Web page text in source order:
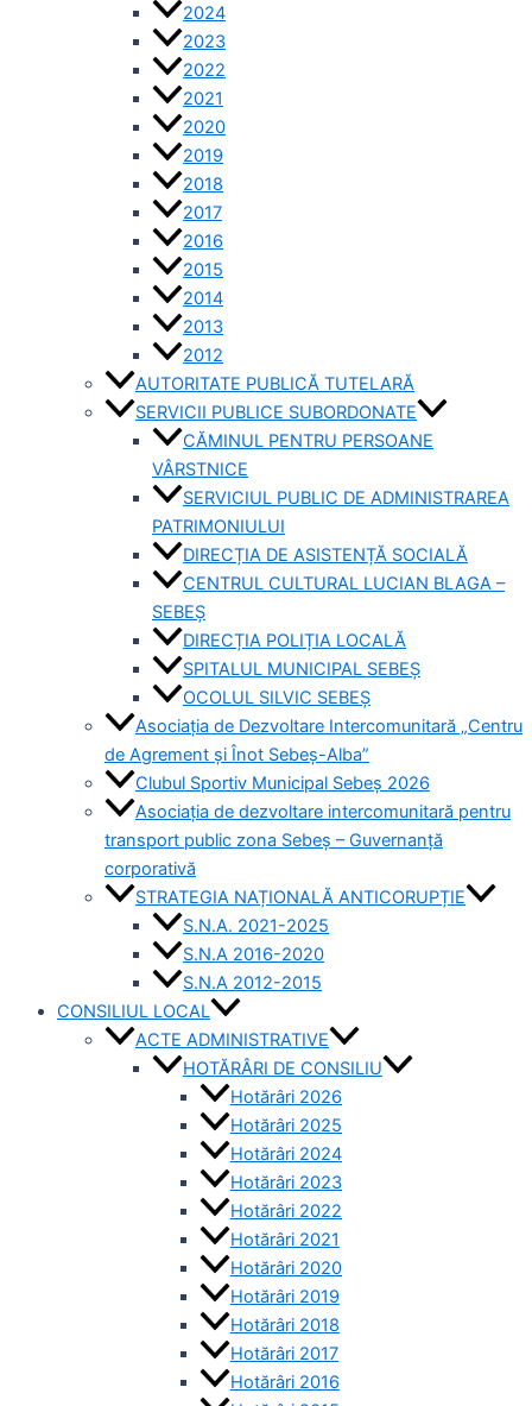
2024
2023
2022
2021
2020
2019
2018
2017
2016
2015
2014
2013
2012
AUTORITATE PUBLICĂ TUTELARĂ
SERVICII PUBLICE SUBORDONATE
CĂMINUL PENTRU PERSOANE
VÂRSTNICE
SERVICIUL PUBLIC DE ADMINISTRAREA
PATRIMONIULUI
DIRECȚIA DE ASISTENȚĂ SOCIALĂ
CENTRUL CULTURAL LUCIAN BLAGA –
SEBEȘ
DIRECȚIA POLIȚIA LOCALĂ
SPITALUL MUNICIPAL SEBEȘ
OCOLUL SILVIC SEBEȘ
Asociația de Dezvoltare Intercomunitară „Centru
de Agrement și Înot Sebeș-Alba”
Clubul Sportiv Municipal Sebeș 2026
Asociația de dezvoltare intercomunitară pentru
transport public zona Sebeș – Guvernanță
corporativă
STRATEGIA NAȚIONALĂ ANTICORUPȚIE
S.N.A. 2021-2025
S.N.A 2016-2020
S.N.A 2012-2015
CONSILIUL LOCAL
ACTE ADMINISTRATIVE
HOTĂRÂRI DE CONSILIU
Hotărâri 2026
Hotărâri 2025
Hotărâri 2024
Hotărâri 2023
Hotărâri 2022
Hotărâri 2021
Hotărâri 2020
Hotărâri 2019
Hotărâri 2018
Hotărâri 2017
Hotărâri 2016